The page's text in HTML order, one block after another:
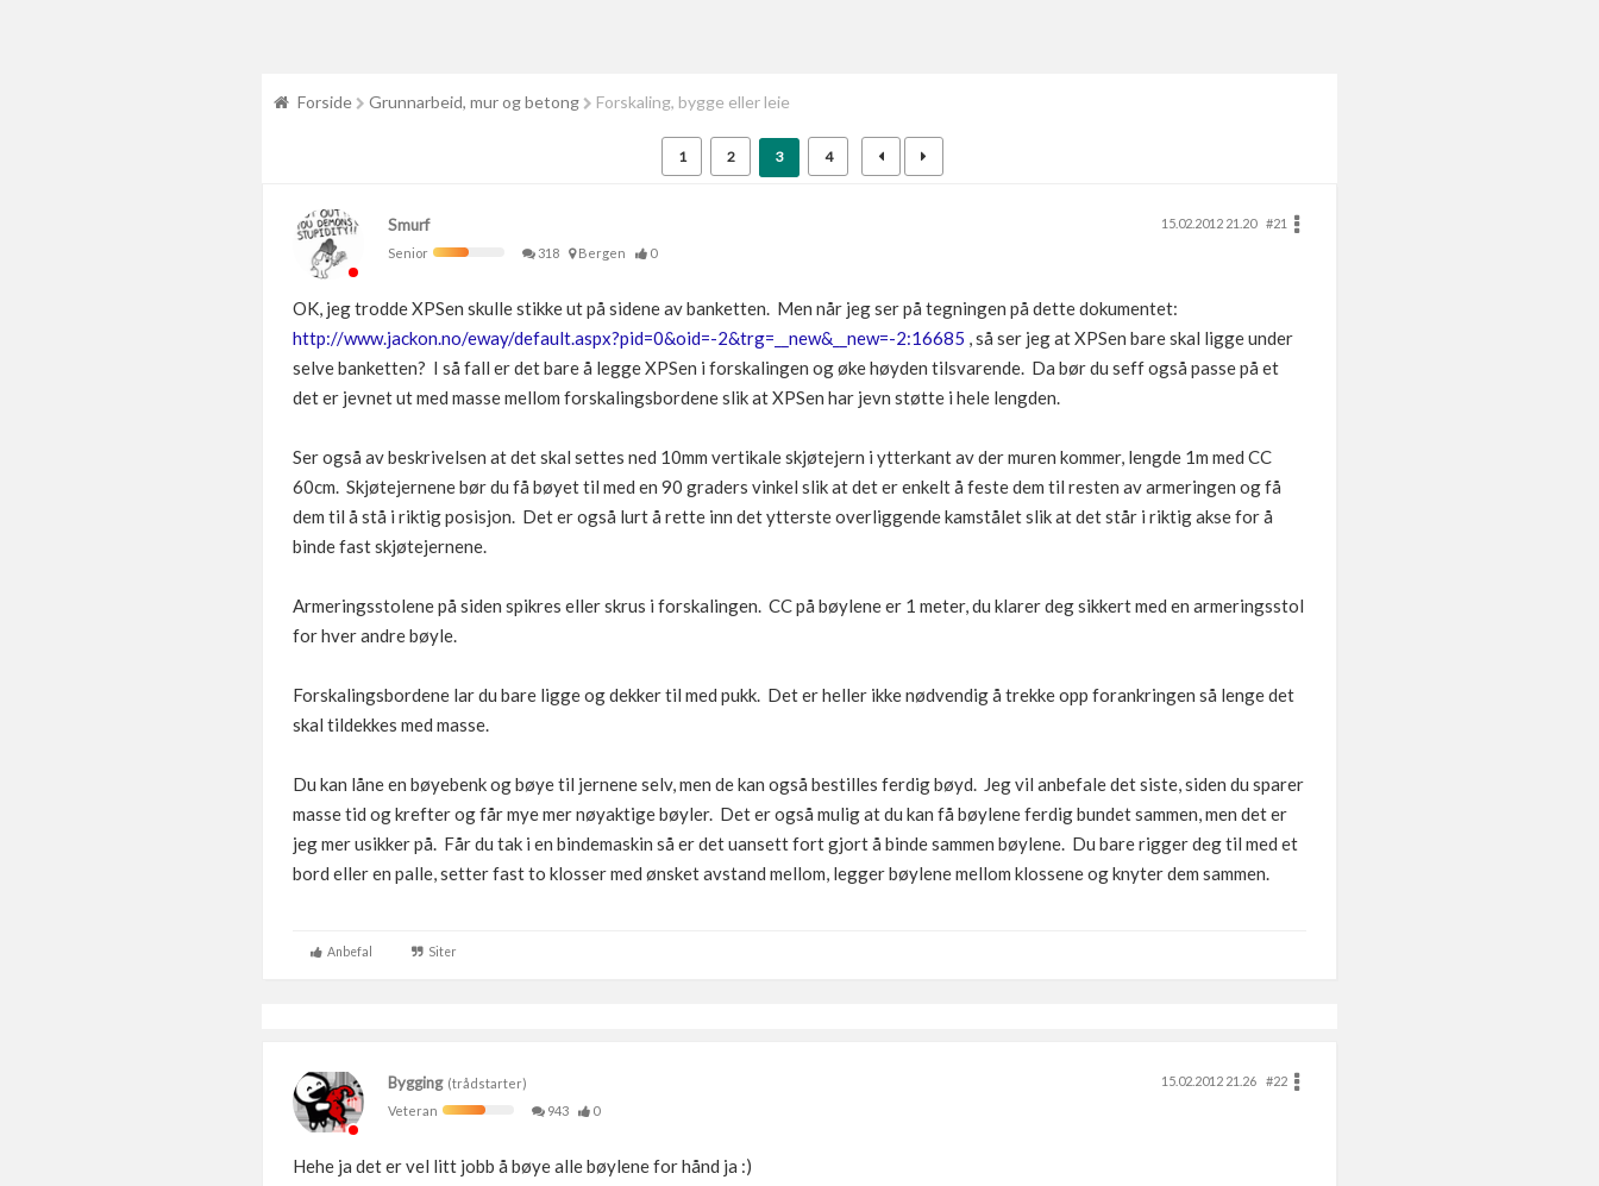
Forside Grunnarbeid, mur og betong Forskaling, bygge eller leie
1 2 3 4
Smurf 15.02.2012 21.20
#21
Senior
318 Bergen 0
OK, jeg trodde XPSen skulle stikke ut på sidene av banketten. Men når jeg ser på tegningen på dette dokumentet:
http://www.jackon.no/eway/default.aspx?pid=0&oid=-2&trg=__new&__new=-2:16685 , så ser jeg at XPSen bare skal ligge under
selve banketten? I så fall er det bare å legge XPSen i forskalingen og øke høyden tilsvarende. Da bør du seff også passe på et
det er jevnet ut med masse mellom forskalingsbordene slik at XPSen har jevn støtte i hele lengden.
Ser også av beskrivelsen at det skal settes ned 10mm vertikale skjøtejern i ytterkant av der muren kommer, lengde 1m med CC
60cm. Skjøtejernene bør du få bøyet til med en 90 graders vinkel slik at det er enkelt å feste dem til resten av armeringen og få
dem til å stå i riktig posisjon. Det er også lurt å rette inn det ytterste overliggende kamstålet slik at det står i riktig akse for å
binde fast skjøtejernene.
Armeringsstolene på siden spikres eller skrus i forskalingen. CC på bøylene er 1 meter, du klarer deg sikkert med en armeringsstol
for hver andre bøyle.
Forskalingsbordene lar du bare ligge og dekker til med pukk. Det er heller ikke nødvendig å trekke opp forankringen så lenge det
skal tildekkes med masse.
Du kan låne en bøyebenk og bøye til jernene selv, men de kan også bestilles ferdig bøyd. Jeg vil anbefale det siste, siden du sparer
masse tid og krefter og får mye mer nøyaktige bøyler. Det er også mulig at du kan få bøylene ferdig bundet sammen, men det er
jeg mer usikker på. Får du tak i en bindemaskin så er det uansett fort gjort å binde sammen bøylene. Du bare rigger deg til med et
bord eller en palle, setter fast to klosser med ønsket avstand mellom, legger bøylene mellom klossene og knyter dem sammen.
Anbefal Siter
Bygging(trådstarter) 15.02.2012 21.26
#22
Veteran
943 0
Hehe ja det er vel litt jobb å bøye alle bøylene for hånd ja :)